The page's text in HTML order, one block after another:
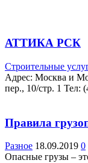
АТТИКА РСК
Строительные
Адрес: Москва и
пер., 10/стр. 1 Teл:
Правила
Разное 18.09.2019 0
Опасные грузы –